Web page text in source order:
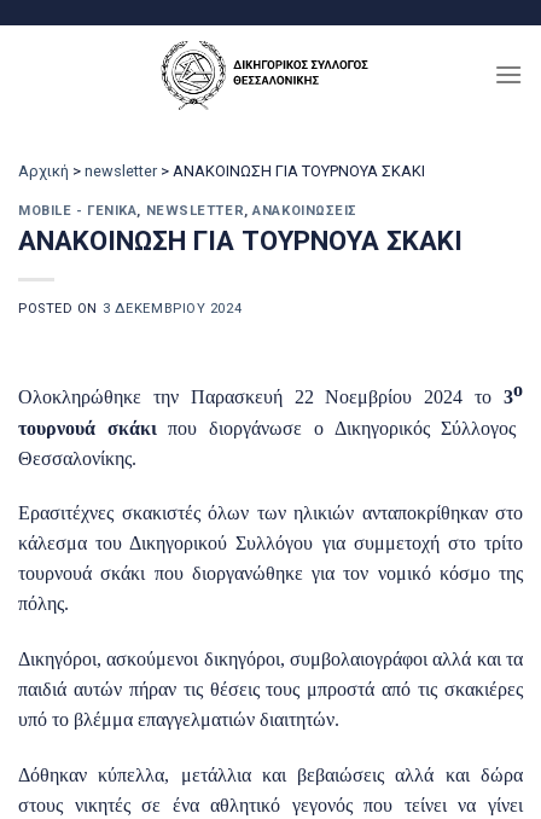
Αρχική > newsletter > ΑΝΑΚΟΙΝΩΣΗ ΓΙΑ ΤΟΥΡΝΟΥΑ ΣΚΑΚΙ
MOBILE - ΓΕΝΙΚΆ, NEWSLETTER,ΑΝΑΚΟΙΝΏΣΕΙΣ
ΑΝΑΚΟΙΝΩΣΗ ΓΙΑ ΤΟΥΡΝΟΥΑ ΣΚΑΚΙ
POSTED ON 3 ΔΕΚΕΜΒΡΊΟΥ 2024
Ολοκληρώθηκε την Παρασκευή 22 Νοεμβρίου 2024 το 3ο
τουρνουά σκάκι που διοργάνωσε ο Δικηγορικός Σύλλογος
Θεσσαλονίκης.
Ερασιτέχνες σκακιστές όλων των ηλικιών ανταποκρίθηκαν στο
κάλεσμα του Δικηγορικού Συλλόγου για συμμετοχή στο τρίτο
τουρνουά σκάκι που διοργανώθηκε για τον νομικό κόσμο της
πόλης.
Δικηγόροι, ασκούμενοι δικηγόροι, συμβολαιογράφοι αλλά και τα
παιδιά αυτών πήραν τις θέσεις τους μπροστά από τις σκακιέρες
υπό το βλέμμα επαγγελματιών διαιτητών.
Δόθηκαν κύπελλα, μετάλλια και βεβαιώσεις αλλά και δώρα
στους νικητές σε ένα αθλητικό γεγονός που τείνει να γίνει